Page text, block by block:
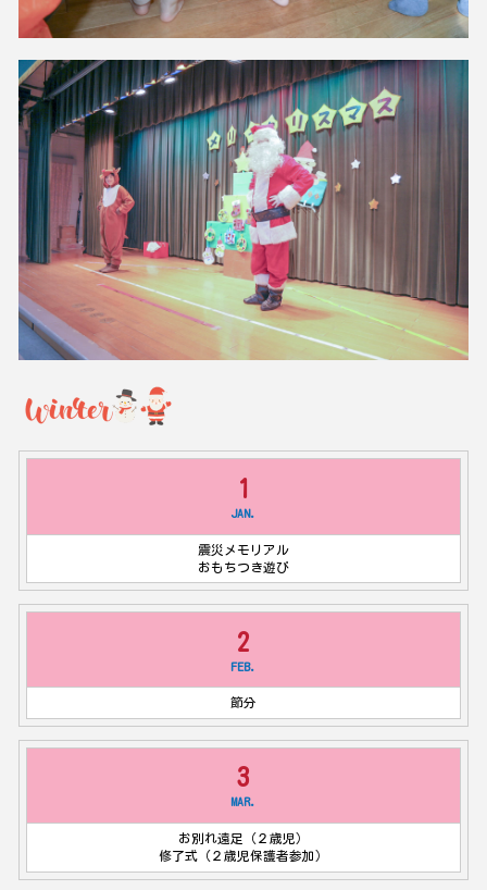
1
JAN.
震災メモリアル
おもちつき遊び
2
FEB.
節分
3
MAR.
お別れ遠足（２歳児）
修了式（２歳児保護者参加）